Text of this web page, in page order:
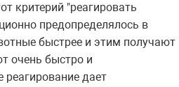
критерий "реагировать
предопределялось в
быстрее и этим получают
очень быстро и
реагирование дает